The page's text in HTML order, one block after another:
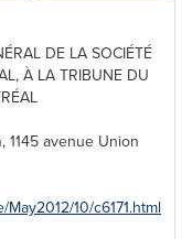
DE LA SOCIÉTÉ
À LA TRIBUNE DU
1145 avenue Union
10/c6171.html